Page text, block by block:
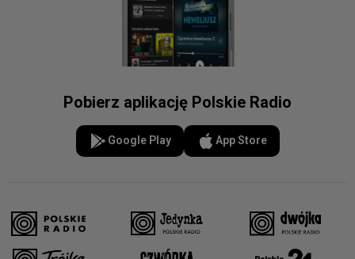
Pobierz aplikację Polskie Radio
Google Play App Store